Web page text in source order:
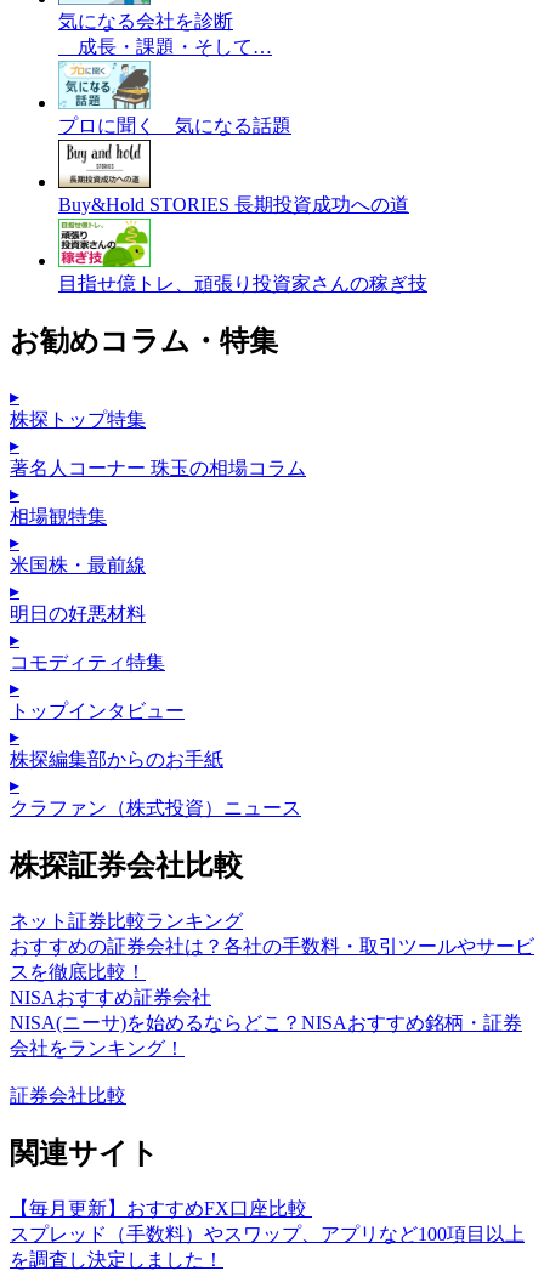
気になる会社を診断
成長・課題・そして…
プロに聞く 気になる話題
Buy&Hold STORIES 長期投資成功への道
目指せ億トレ、頑張り投資家さんの稼ぎ技
お勧めコラム・特集
▸
株探トップ特集
▸
著名人コーナー 珠玉の相場コラム
▸
相場観特集
▸
米国株・最前線
▸
明日の好悪材料
▸
コモディティ特集
▸
トップインタビュー
▸
株探編集部からのお手紙
▸
クラファン（株式投資）ニュース
株探証券会社比較
ネット証券比較ランキング
おすすめの証券会社は？各社の手数料・取引ツールやサービ
スを徹底比較！
NISAおすすめ証券会社
NISA(ニーサ)を始めるならどこ？NISAおすすめ銘柄・証券
会社をランキング！
証券会社比較
関連サイト
【毎月更新】おすすめFX口座比較
スプレッド（手数料）やスワップ、アプリなど100項目以上
を調査し決定しました！